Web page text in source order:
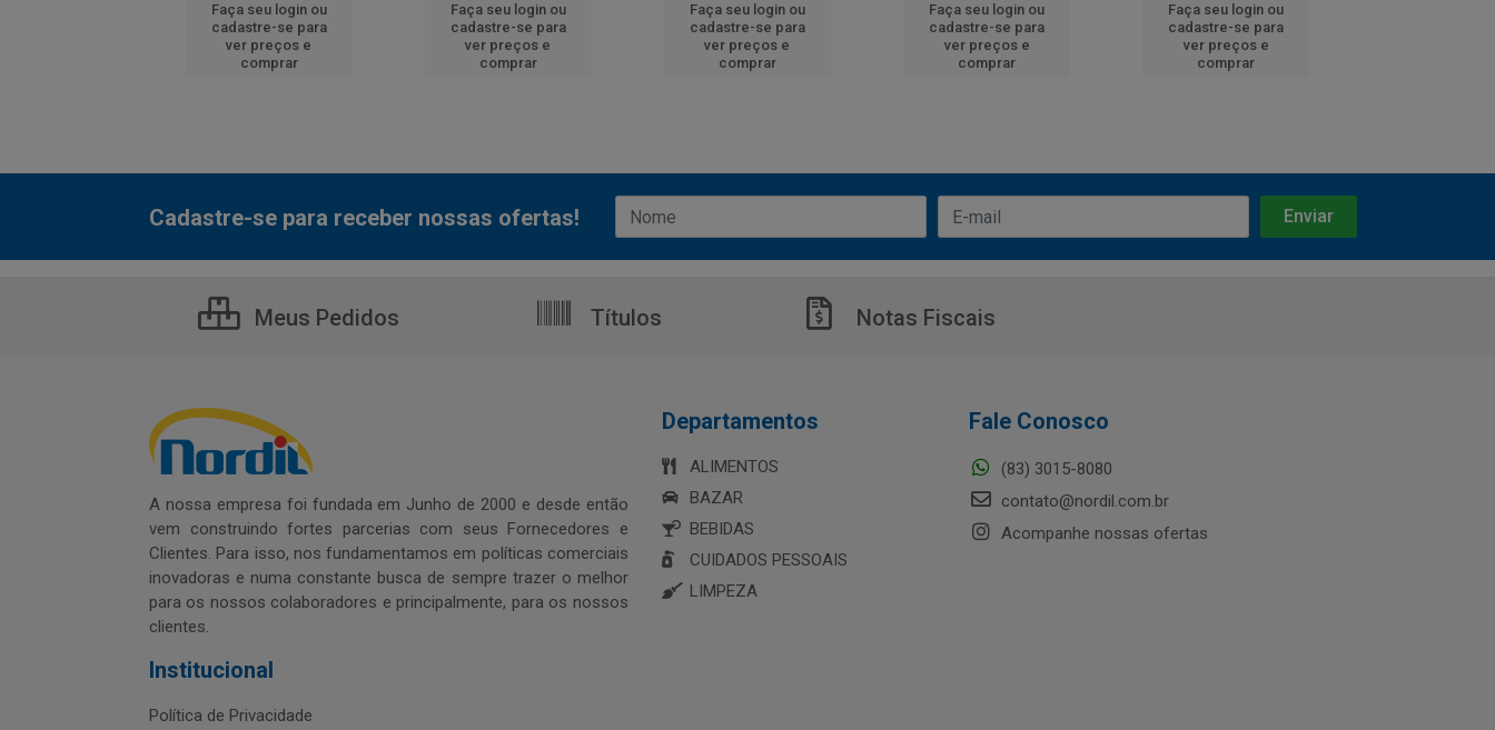
Faça seu login ou
cadastre-se para
ver preços e
comprar
Faça seu login ou
cadastre-se para
ver preços e
comprar
Faça seu login ou
cadastre-se para
ver preços e
comprar
Faça seu login ou
cadastre-se para
ver preços e
comprar
Faça seu login ou
cadastre-se para
ver preços e
comprar
Cadastre-se para receber nossas ofertas!
Meus Pedidos Títulos Notas Fiscais
A nossa empresa foi fundada em Junho de 2000 e desde então
vem construindo fortes parcerias com seus Fornecedores e
Clientes. Para isso, nos fundamentamos em políticas comerciais
inovadoras e numa constante busca de sempre trazer o melhor
para os nossos colaboradores e principalmente, para os nossos
clientes.
Institucional
Política de Privacidade
Departamentos
ALIMENTOS
BAZAR
BEBIDAS
CUIDADOS PESSOAIS
LIMPEZA
Fale Conosco
(83) 3015-8080
contato@nordil.com.br
Acompanhe nossas ofertas